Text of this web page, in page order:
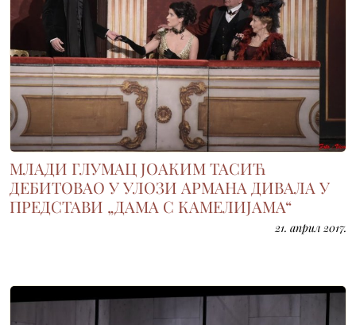
МЛАДИ ГЛУМАЦ ЈОАКИМ ТАСИЋ
ДЕБИТОВАО У УЛОЗИ АРМАНА ДИВАЛА У
ПРЕДСТАВИ „ДАМА С КАМЕЛИЈАМА“
21. април 2017.